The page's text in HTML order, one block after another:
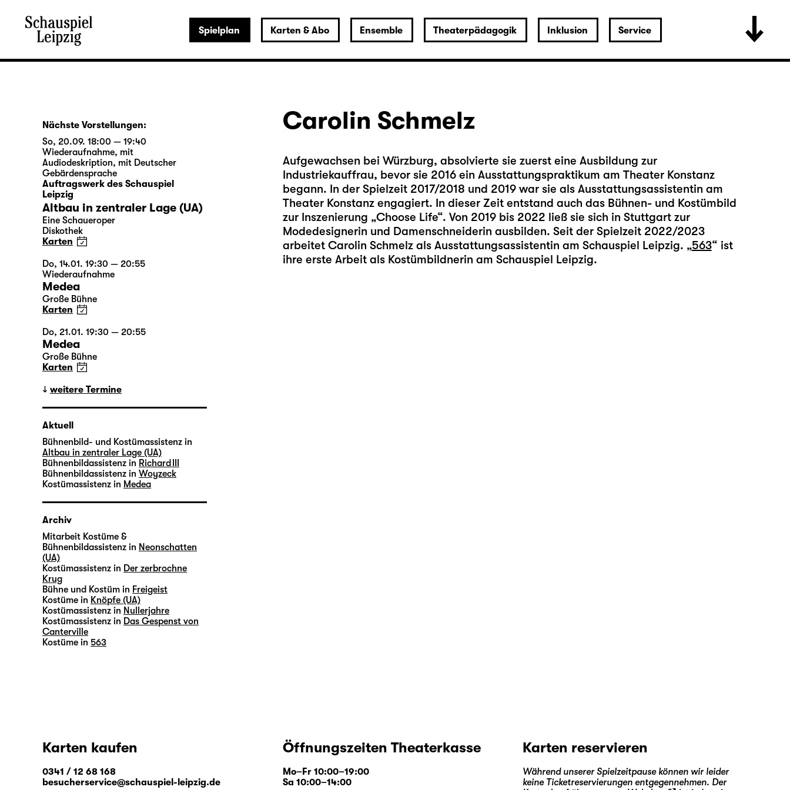
Spielplan Karten & Abo Ensemble Theaterpädagogik Inklusion Service
Carolin Schmelz
Aufgewachsen bei Würzburg, absolvierte sie zuerst eine Ausbildung zur
Industriekauffrau, bevor sie 2016 ein Ausstattungspraktikum am Theater Konstanz
begann. In der Spielzeit 2017/2018 und 2019 war sie als Ausstattungsassistentin am
Theater Konstanz engagiert. In dieser Zeit entstand auch das Bühnen- und Kostümbild
zur Inszenierung „Choose Life“. Von 2019 bis 2022 ließ sie sich in Stuttgart zur
Modedesignerin und Damenschneiderin ausbilden. Seit der Spielzeit 2022/2023
arbeitet Carolin Schmelz als Ausstattungsassistentin am Schauspiel Leipzig. „563“ ist
ihre erste Arbeit als Kostümbildnerin am Schauspiel Leipzig.
Nächste Vorstellungen:
So, 20.09. 18:00 — 19:40
Wiederaufnahme, mit
Audiodeskription, mit Deutscher
Gebärdensprache
Auftragswerk des Schauspiel
Leipzig
Altbau in zentraler Lage (UA)
Eine Schaueroper
Diskothek
Karten
Do, 14.01. 19:30 — 20:55
Wiederaufnahme
Medea
Große Bühne
Karten
Do, 21.01. 19:30 — 20:55
Medea
Große Bühne
Karten
weitere Termine
Aktuell
Bühnenbild- und Kostümassistenz in
Altbau in zentraler Lage (UA)
Bühnenbildassistenz in Richard III
Bühnenbildassistenz in Woyzeck
Kostümassistenz in Medea
Archiv
Mitarbeit Kostüme &
Bühnenbildassistenz in Neonschatten
(UA)
Kostümassistenz in Der zerbrochne
Krug
Bühne und Kostüm in Freigeist
Kostüme in Knöpfe (UA)
Kostümassistenz in Nullerjahre
Kostümassistenz in Das Gespenst von
Canterville
Kostüme in 563
Karten kaufen
0341 / 12 68 168
besucherservice@schauspiel-leipzig.de
Öffnungszeiten Theaterkasse
Mo–Fr 10:00–19:00
Sa 10:00–14:00
Karten reservieren
Während unserer Spielzeitpause können wir leider
keine Ticketreservierungen entgegennehmen. Der